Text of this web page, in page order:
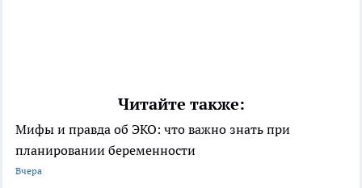
Читайте также:
Мифы и правда об ЭКО: что важно знать при
планировании беременности
Вчера